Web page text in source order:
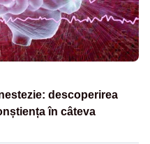
descoperirea
în câteva